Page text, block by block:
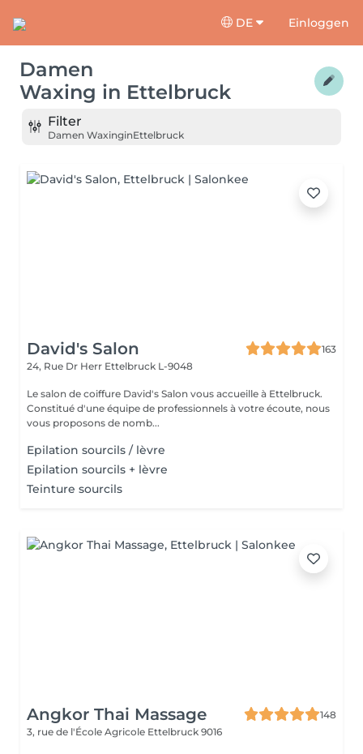
DE Einloggen
Damen
Waxing in Ettelbruck
Filter
Damen WaxinginEttelbruck
David's Salon
163
24, Rue Dr Herr Ettelbruck L-9048
Le salon de coiffure David's Salon vous accueille à Ettelbruck.
Constitué d'une équipe de professionnels à votre écoute, nous
vous proposons de nomb...
Epilation sourcils / lèvre
Epilation sourcils + lèvre
Teinture sourcils
Angkor Thai Massage
148
3, rue de l'École Agricole Ettelbruck 9016